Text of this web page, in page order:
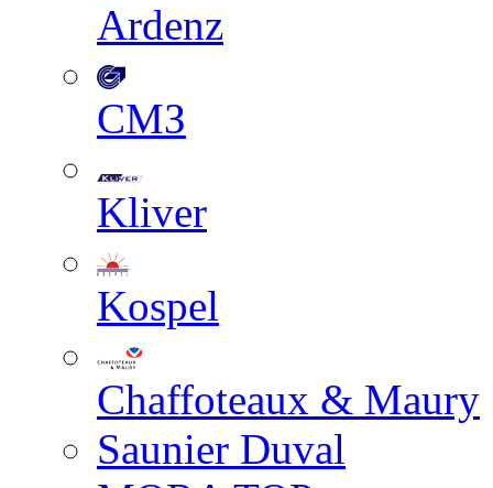
Ardenz
СМЗ
Kliver
Kospel
Chaffoteaux & Maury
Saunier Duval